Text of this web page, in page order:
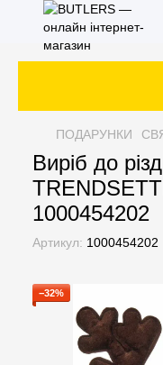
ПОДАРУНКИ
Виріб до
1000454202
Артикул: 1000454202
−32%